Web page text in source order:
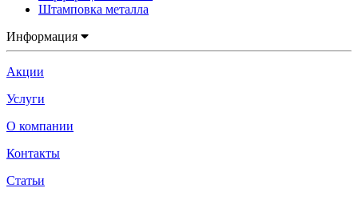
Штамповка металла
Информация
Акции
Услуги
О компании
Контакты
Статьи